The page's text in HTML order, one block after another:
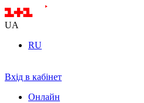
UA
RU
Вхід в кабінет
Онлайн